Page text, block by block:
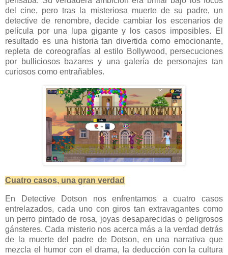
del cine, pero tras la misteriosa muerte de su padre, un
detective de renombre, decide cambiar los escenarios de
película por una lupa gigante y los casos imposibles. El
resultado es una historia tan divertida como emocionante,
repleta de coreografías al estilo Bollywood, persecuciones
por bulliciosos bazares y una galería de personajes tan
curiosos como entrañables.
Cuatro casos, una gran verdad
En Detective Dotson nos enfrentamos a cuatro casos
entrelazados, cada uno con giros tan extravagantes como
un perro pintado de rosa, joyas desaparecidas o peligrosos
gánsteres. Cada misterio nos acerca más a la verdad detrás
de la muerte del padre de Dotson, en una narrativa que
mezcla el humor con el drama, la deducción con la cultura